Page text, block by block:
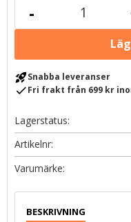
-
rocket_launchSnabba leveranser
checkFri frakt från 699 kr
Lagerstatus
Artikelnr